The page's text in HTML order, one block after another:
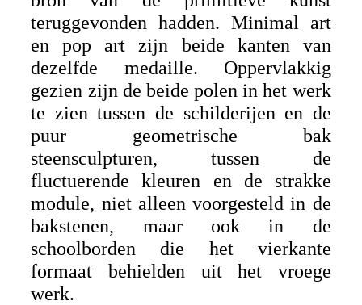
teruggevonden hadden. Minimal art
en pop art zijn beide kanten van
dezelfde medaille. Oppervlakkig
gezien zijn de beide polen in het werk
te zien tussen de schilderijen en de
puur geometrische bak
steensculpturen, tussen de
fluctuerende kleuren en de strakke
module, niet alleen voorgesteld in de
bakstenen, maar ook in de
schoolborden die het vierkante
formaat behielden uit het vroege
werk.